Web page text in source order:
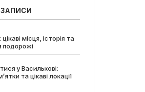
ЗАПИСИ
місця, історія та
подорожі
у Василькові:
та цікаві локації